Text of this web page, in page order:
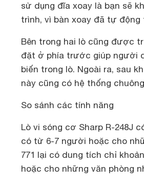
sử dụng đĩa xoay là bạn sẽ
trình, vì bàn xoay đã tự
Bên trong hai lò cũng được
đặt ở phía trước giúp người
biến trong lò. Ngoài ra, sau
này cũng có hệ thống
So sánh các tính năng
Lò vi sóng cơ Sharp R-248J
có từ 6-7 người hoặc cho
771 lại có dung tích chỉ
hoặc cho những văn phòng